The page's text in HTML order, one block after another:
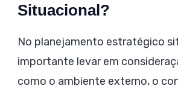
Situacional?
No planejamento estratégico
importante levar em
como o ambiente externo, o